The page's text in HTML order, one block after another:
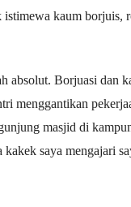
kaum borjuis,
absolut. Borjuasi dan
menggantikan
masjid di
saya mengajari